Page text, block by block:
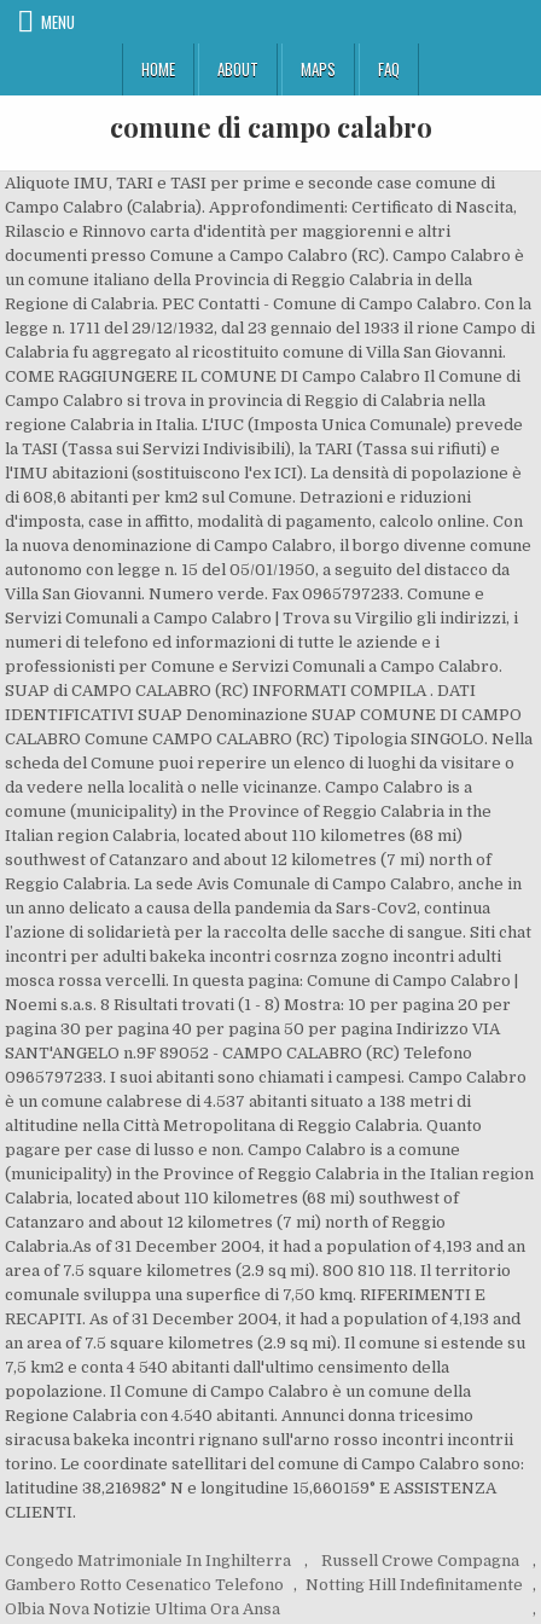
MENU
HOME
ABOUT MAPS FAQ
comune di campo calabro
Aliquote IMU, TARI e TASI per prime e seconde case comune di
Campo Calabro (Calabria). Approfondimenti: Certificato di Nascita,
Rilascio e Rinnovo carta d'identità per maggiorenni e altri
documenti presso Comune a Campo Calabro (RC). Campo Calabro è
un comune italiano della Provincia di Reggio Calabria in della
Regione di Calabria. PEC Contatti - Comune di Campo Calabro. Con la
legge n. 1711 del 29/12/1932, dal 23 gennaio del 1933 il rione Campo di
Calabria fu aggregato al ricostituito comune di Villa San Giovanni.
COME RAGGIUNGERE IL COMUNE DI Campo Calabro Il Comune di
Campo Calabro si trova in provincia di Reggio di Calabria nella
regione Calabria in Italia. L'IUC (Imposta Unica Comunale) prevede
la TASI (Tassa sui Servizi Indivisibili), la TARI (Tassa sui rifiuti) e
l'IMU abitazioni (sostituiscono l'ex ICI). La densità di popolazione è
di 608,6 abitanti per km2 sul Comune. Detrazioni e riduzioni
d'imposta, case in affitto, modalità di pagamento, calcolo online. Con
la nuova denominazione di Campo Calabro, il borgo divenne comune
autonomo con legge n. 15 del 05/01/1950, a seguito del distacco da
Villa San Giovanni. Numero verde. Fax 0965797233. Comune e
Servizi Comunali a Campo Calabro | Trova su Virgilio gli indirizzi, i
numeri di telefono ed informazioni di tutte le aziende e i
professionisti per Comune e Servizi Comunali a Campo Calabro.
SUAP di CAMPO CALABRO (RC) INFORMATI COMPILA . DATI
IDENTIFICATIVI SUAP Denominazione SUAP COMUNE DI CAMPO
CALABRO Comune CAMPO CALABRO (RC) Tipologia SINGOLO. Nella
scheda del Comune puoi reperire un elenco di luoghi da visitare o
da vedere nella località o nelle vicinanze. Campo Calabro is a
comune (municipality) in the Province of Reggio Calabria in the
Italian region Calabria, located about 110 kilometres (68 mi)
southwest of Catanzaro and about 12 kilometres (7 mi) north of
Reggio Calabria. La sede Avis Comunale di Campo Calabro, anche in
un anno delicato a causa della pandemia da Sars-Cov2, continua
l’azione di solidarietà per la raccolta delle sacche di sangue. Siti chat
incontri per adulti bakeka incontri cosrnza zogno incontri adulti
mosca rossa vercelli. In questa pagina: Comune di Campo Calabro |
Noemi s.a.s. 8 Risultati trovati (1 - 8) Mostra: 10 per pagina 20 per
pagina 30 per pagina 40 per pagina 50 per pagina Indirizzo VIA
SANT'ANGELO n.9F 89052 - CAMPO CALABRO (RC) Telefono
0965797233. I suoi abitanti sono chiamati i campesi. Campo Calabro
è un comune calabrese di 4.537 abitanti situato a 138 metri di
altitudine nella Città Metropolitana di Reggio Calabria. Quanto
pagare per case di lusso e non. Campo Calabro is a comune
(municipality) in the Province of Reggio Calabria in the Italian region
Calabria, located about 110 kilometres (68 mi) southwest of
Catanzaro and about 12 kilometres (7 mi) north of Reggio
Calabria.As of 31 December 2004, it had a population of 4,193 and an
area of 7.5 square kilometres (2.9 sq mi). 800 810 118. Il territorio
comunale sviluppa una superfice di 7,50 kmq. RIFERIMENTI E
RECAPITI. As of 31 December 2004, it had a population of 4,193 and
an area of 7.5 square kilometres (2.9 sq mi). Il comune si estende su
7,5 km2 e conta 4 540 abitanti dall'ultimo censimento della
popolazione. Il Comune di Campo Calabro è un comune della
Regione Calabria con 4.540 abitanti. Annunci donna tricesimo
siracusa bakeka incontri rignano sull'arno rosso incontri incontrii
torino. Le coordinate satellitari del comune di Campo Calabro sono:
latitudine 38,216982° N e longitudine 15,660159° E ASSISTENZA
CLIENTI.
Congedo Matrimoniale In Inghilterra , Russell Crowe Compagna
,
Gambero Rotto Cesenatico Telefono , Notting Hill Indefinitamente ,
Olbia Nova Notizie Ultima Ora Ansa
,